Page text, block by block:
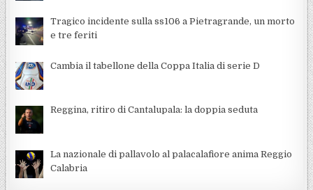
Tragico incidente sulla ss106 a Pietragrande, un morto
e tre feriti
Cambia il tabellone della Coppa Italia di serie D
Reggina, ritiro di Cantalupala: la doppia seduta
La nazionale di pallavolo al palacalafiore anima Reggio
Calabria